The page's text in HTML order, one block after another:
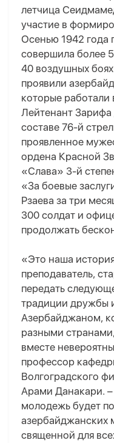
летчица
участие в
Осенью 1942 года
совершила более
40 воздушных
проявили
которые
Лейтенант
составе 76-й
проявленное
ордена Красной
«Слава» 3-й
«За боевые
Рзаева за три
300 солдат и
продолжать
«Это наша
преподаватель,
передать
традиции дружбы
Азербайджаном,
разными
вместе
профессор
Волгоградского
Арами Данакари.
молодежь будет
священной для